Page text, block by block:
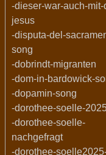
-dieser-war-auch-mit-
jesus
-disputa-del-
song
-dobrindt-migranten
-dom-in-bardowick-
-dopamin-song
-dorothee-soelle-
-dorothee-soelle-
nachgefragt
-dorothee-